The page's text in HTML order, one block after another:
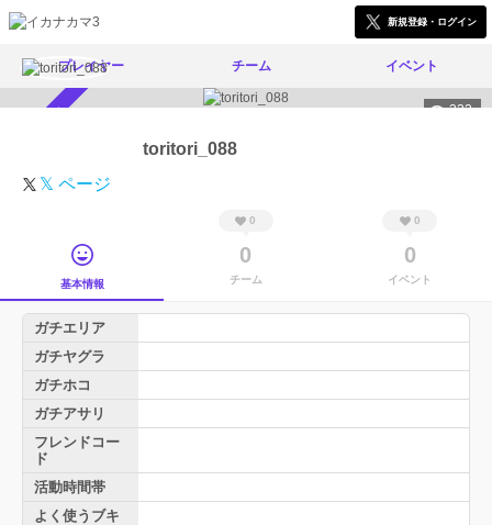
新規登録・ログイン
プレイヤー チーム イベント
332
toritori_088
𝕏 ページ
基本情報
0
0
チーム
0
0
イベント
ガチエリア
ガチヤグラ
ガチホコ
ガチアサリ
フレンドコー
ド
活動時間帯
よく使うブキ